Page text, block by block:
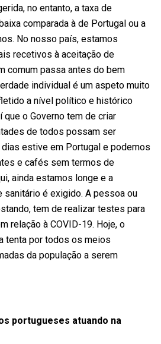
no entanto, a taxa de
comparada à de Portugal ou a
No nosso país, estamos
recetivos à aceitação de
comum passa antes do bem
individual é um aspeto muito
a nível político e histórico
que o Governo tem de criar
de todos possam ser
estive em Portugal e podemos
e cafés sem termos de
ainda estamos longe e a
é exigido. A pessoa ou
tem de realizar testes para
relação à COVID-19. Hoje, o
tenta por todos os meios
da população a serem
portugueses atuando na